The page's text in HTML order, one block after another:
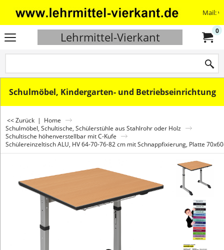
Mail:
Lehrmittel-Vierkant 0
Schulmöbel, Kindergarten- und Betriebseinrichtung
<< Zurück | Home
Schulmöbel, Schultische, Schülerstühle aus Stahlrohr oder Holz
Schultische höhenverstellbar mit C-Kufe
Schülereinzeltisch ALU, HV 64-70-76-82 cm mit Schnappfixierung, Platte